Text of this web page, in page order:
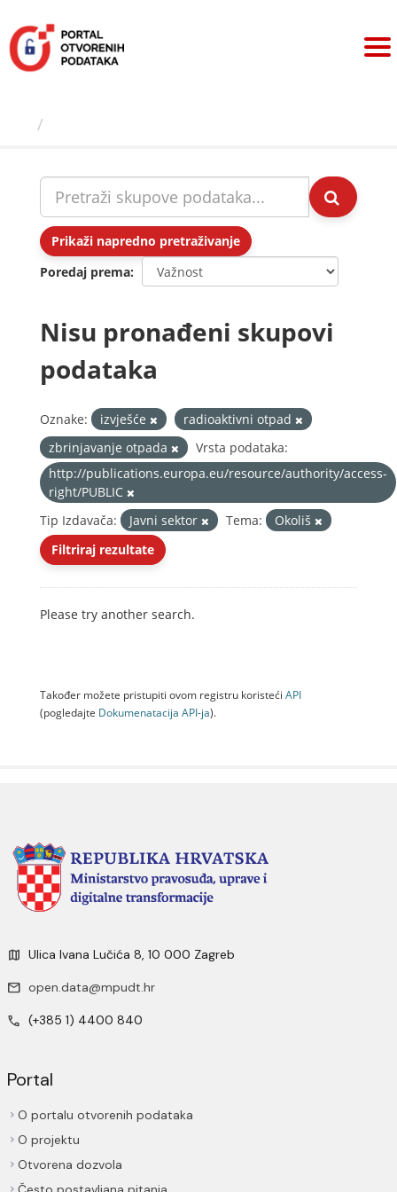
sadržaj
Prikaži napredno pretraživanje
Poredaj prema
Nisu pronađeni skupovi
podataka
Oznake: izvješće
radioaktivni otpad
zbrinjavanje otpada
Vrsta podataka:
http://publications.europa.eu/resource/authority/access-
right/PUBLIC
Tip Izdavača:
Javni sektor Tema:
Okoliš
Filtriraj rezultate
Please try another search.
Također možete pristupiti ovom registru koristeći API
(pogledajte Dokumenаtаcijа API-jа).